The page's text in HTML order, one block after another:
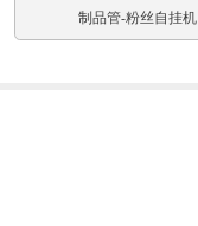
制品管-粉丝自挂机